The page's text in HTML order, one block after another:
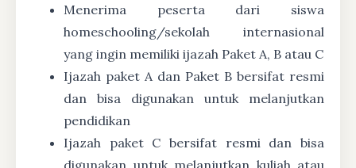
Menerima peserta dari siswa
homeschooling/sekolah internasional
yang ingin memiliki ijazah Paket A, B atau C
Ijazah paket A dan Paket B bersifat resmi
dan bisa digunakan untuk melanjutkan
pendidikan
Ijazah paket C bersifat resmi dan bisa
digunakan untuk melanjutkan kuliah atau